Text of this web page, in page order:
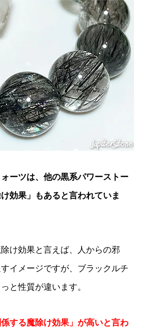
ーツは、他の黒系パワーストー
効果」もあると言われていま
け効果と言えば、人からの邪
イメージですが、ブラックルチ
と性質が違います。
する魔除け効果」が高いと言わ